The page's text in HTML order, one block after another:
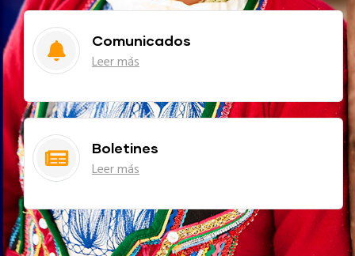
Comunicados
Leer más
Boletines
Leer más